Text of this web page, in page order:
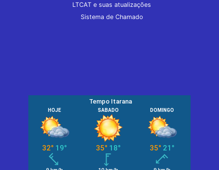
LTCAT e suas atualizações
Sistema de Chamado